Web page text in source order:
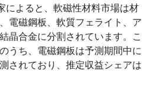
によると、軟磁性材料市場は材
電磁鋼板、軟質フェライト、ア
晶合金に分割されています。こ
うち、電磁鋼板は予測期間中に
されており、推定収益シェアは